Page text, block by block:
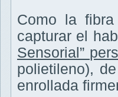
Como la
capturar el
Sensorial”
polietileno),
enrollada